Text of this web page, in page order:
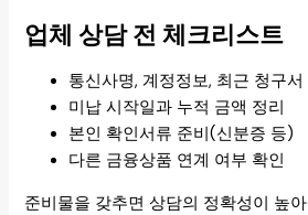
업체 상담 전 체크리스트
통신사명, 계정정보, 최근 청구서
미납 시작일과 누적 금액 정리
본인 확인서류 준비(신분증 등)
다른 금융상품 연계 여부 확인
준비물을 갖추면 상담의 정확성이 높